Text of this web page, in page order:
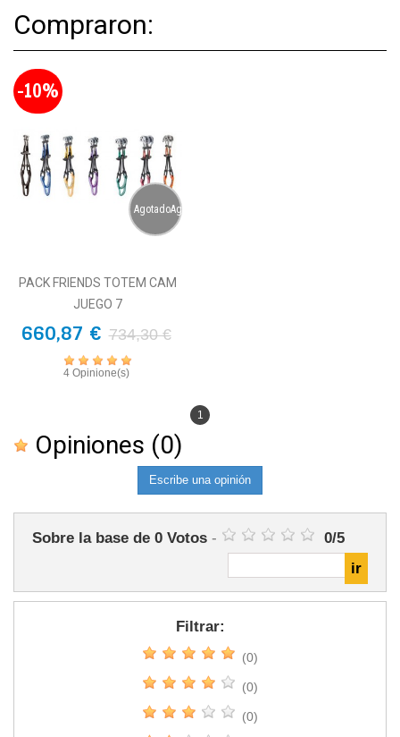
Compraron:
AgotadoAgotado
-10%
PACK FRIENDS TOTEM CAM
JUEGO 7
660,87 € 734,30 €
4 Opinione(s)
1
Opiniones (0)
Escribe una opinión
Sobre la base de 0 Votos - 0/5
Filtrar:
(0)
(0)
(0)